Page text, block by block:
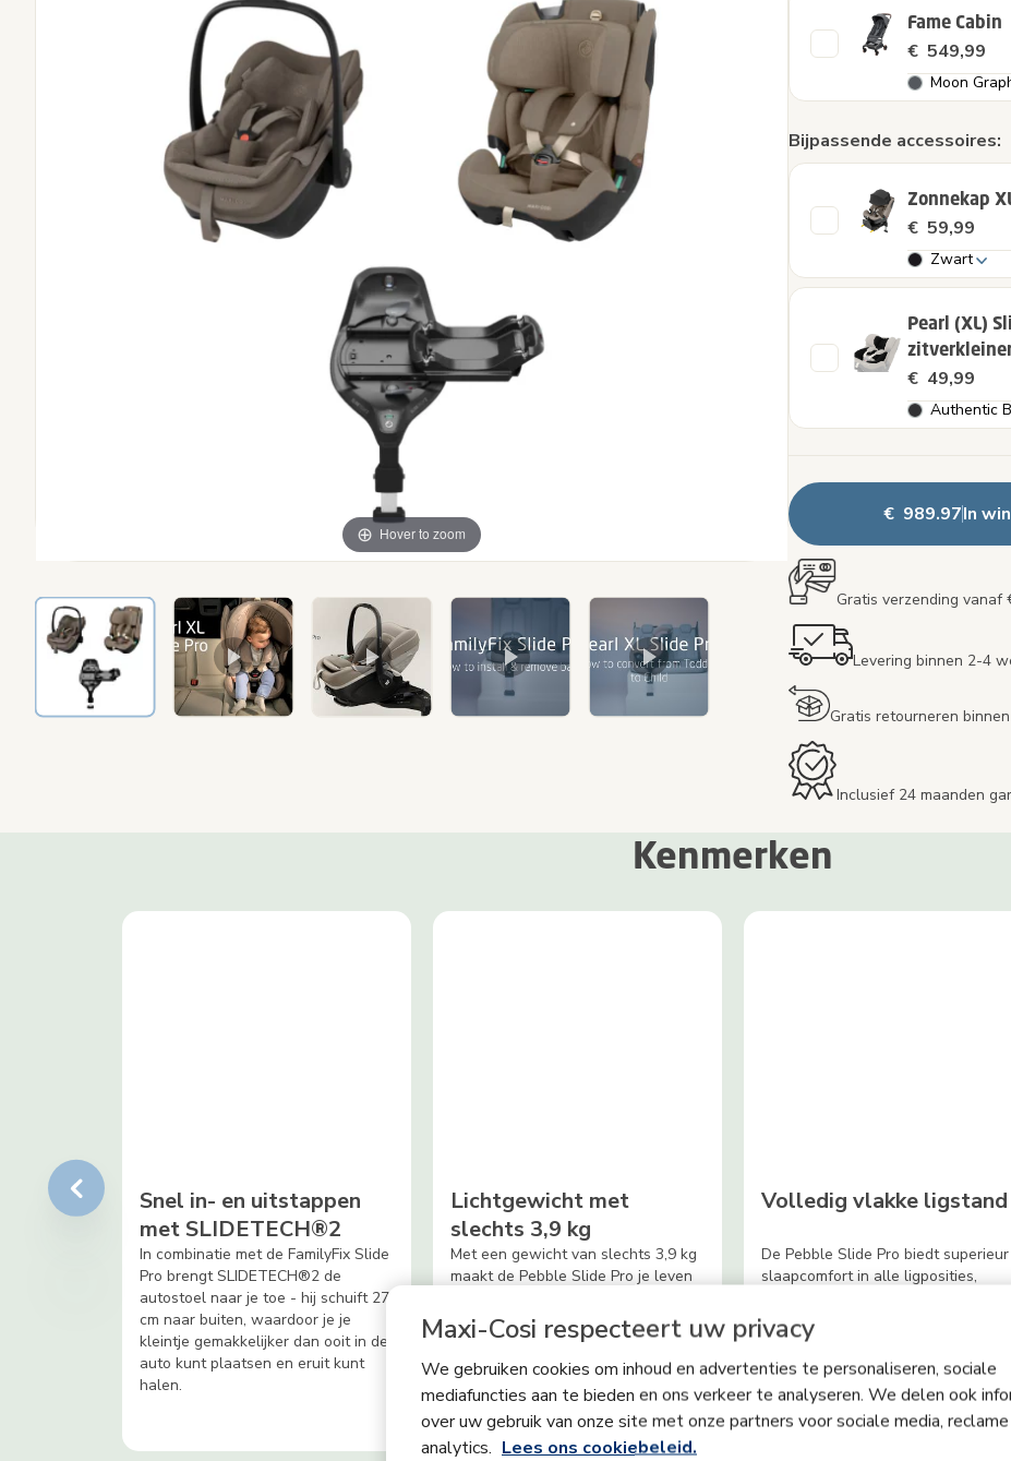
Maxi-Cosi respecteert uw privacy
We gebruiken cookies om inhoud en advertenties te personaliseren, sociale
mediafuncties aan te bieden en ons verkeer te analyseren. We delen ook
over uw gebruik van onze site met onze partners voor sociale media,
analytics. Lees ons cookiebeleid.
Hover to zoom
Fame Cabin
€ 549,99
Moon
Bijpassende accessoires:
Zonnekap
€ 59,99
Zwart
Pearl (XL)
€ 49,99
Authentic
€ 989.97In
Gratis verzending vanaf
Levering binnen 2-4
Gratis retourneren
Inclusief 24 maanden
Kenmerken
Snel in- en uitstappen
met SLIDETECH®2
In combinatie met de FamilyFix Slide
Pro brengt SLIDETECH®2 de
autostoel naar je toe - hij schuift 27
cm naar buiten, waardoor je je
kleintje gemakkelijker dan ooit in de
auto kunt plaatsen en eruit kunt
halen.
Lichtgewicht met
slechts 3,9 kg
Met een gewicht van slechts 3,9 kg
maakt de Pebble Slide Pro je leven
gemakkelijk op te tillen en
moeiteloos te wisselen van auto
naar kinderwagen.
Volledig vlakke ligstand
De Pebble Slide Pro biedt superieur
slaapcomfort in alle ligposities,
vlakke ligstand in alle modi:
autorijden, dragen en wandelen.